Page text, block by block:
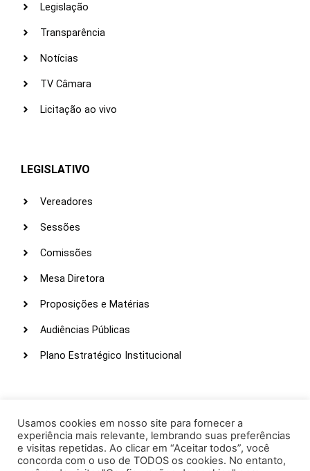
Legislação
Transparência
Notícias
TV Câmara
Licitação ao vivo
LEGISLATIVO
Vereadores
Sessões
Comissões
Mesa Diretora
Proposições e Matérias
Audiências Públicas
Plano Estratégico Institucional
Webmail
Intranet
Usamos cookies em nosso site para fornecer a
experiência mais relevante, lembrando suas preferências
e visitas repetidas. Ao clicar em “Aceitar todos”, você
concorda com o uso de TODOS os cookies. No entanto,